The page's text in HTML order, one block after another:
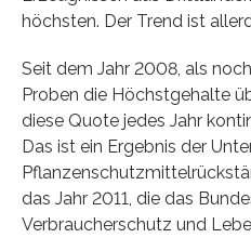
höchsten. Der Trend ist
Seit dem Jahr 2008, als
Proben die Höchstgehalte
diese Quote jedes Jahr
Das ist ein Ergebnis der
das Jahr 2011, die das
Verbraucherschutz und